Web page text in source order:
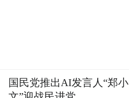
国民党推出AI发言人“郑小